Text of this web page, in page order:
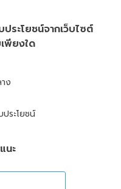
ระโยชน์จากเว็บไซต์
พียงใด
ง
ประโยชน์
นะ